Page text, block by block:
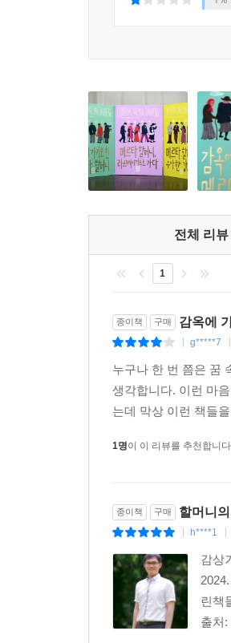
안나그레타 비엘케
암산의 여왕. 노인 강도단
유르스홀름의 위스타드
닳아 자꾸만 흘러내리지
가지고 다닌다.
항상 좋은 옷을 차려입
만드는 디자이너로 일했
얻었는지 다 알고 있다.
낙엽 지는 황혼기를 맞아
강도가 되는 것 이외에 다
그 사회는 분명 뭔가 잘못
메르타, 천재, 갈퀴, 스
장면을 본다면 우리는
노인을 인간으로 대접하
없는 청년도, 불안한 삶
같은 일을 하면서도 훨씬
가기로 한 메르타 할머니
전체 리뷰
1
종이책 구매 감옥에
g*****7
누구나 한 번 쯤은 꿈
생각합니다. 이런 마
는데 막상 이런 책들
1명이 이 리뷰를 추천합니
종이책 구매 할머니
h****1
감상
린책
출처: